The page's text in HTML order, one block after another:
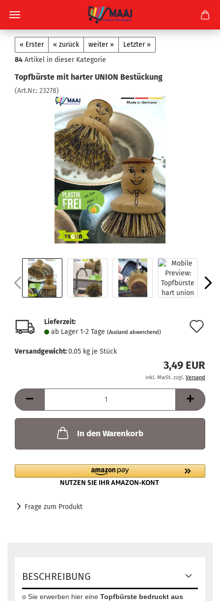
« Erster « zurück weiter »
Letzter »
84 Artikel in dieser Kategorie
Topfbürste mit harter UNION Bestückung
(Art.Nr.: 23278)
Lieferzeit:
ab Lager 1-2 Tage (Ausland abweichend)
Versandgewicht:0.05 kg je Stück
3,49 EUR
inkl. MwSt. zzgl. Versand
In den Warenkorb
Frage zum Produkt
BESCHREIBUNG
o Sie erwerben hier eine Topfbürste bedruckt aus